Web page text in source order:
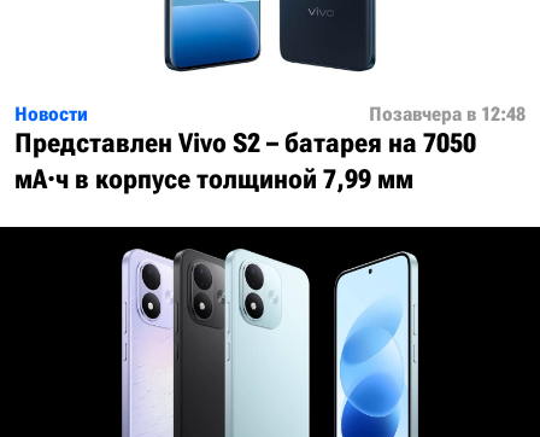
Новости Позавчера в 12:48
Представлен Vivo S2 – батарея на 7050
мА·ч в корпусе толщиной 7,99 мм